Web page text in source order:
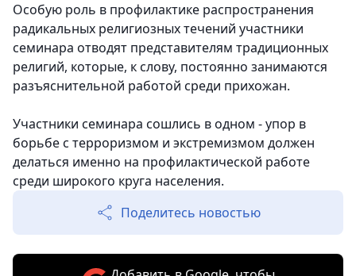
Особую роль в профилактике распространения
радикальных религиозных течений участники
семинара отводят представителям традиционных
религий, которые, к слову, постоянно занимаются
разъяснительной работой среди прихожан.
Участники семинара сошлись в одном - упор в
борьбе с терроризмом и экстремизмом должен
делаться именно на профилактической работе
среди широкого круга населения.
Поделитесь новостью